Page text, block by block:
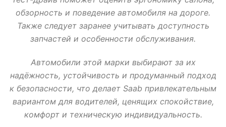
обзорность и поведение автомобиля на дороге.
Также следует заранее учитывать доступность
запчастей и особенности обслуживания.
Автомобили этой марки выбирают за их
надёжность, устойчивость и продуманный подход
к безопасности, что делает Saab привлекательным
вариантом для водителей, ценящих спокойствие,
комфорт и техническую индивидуальность.